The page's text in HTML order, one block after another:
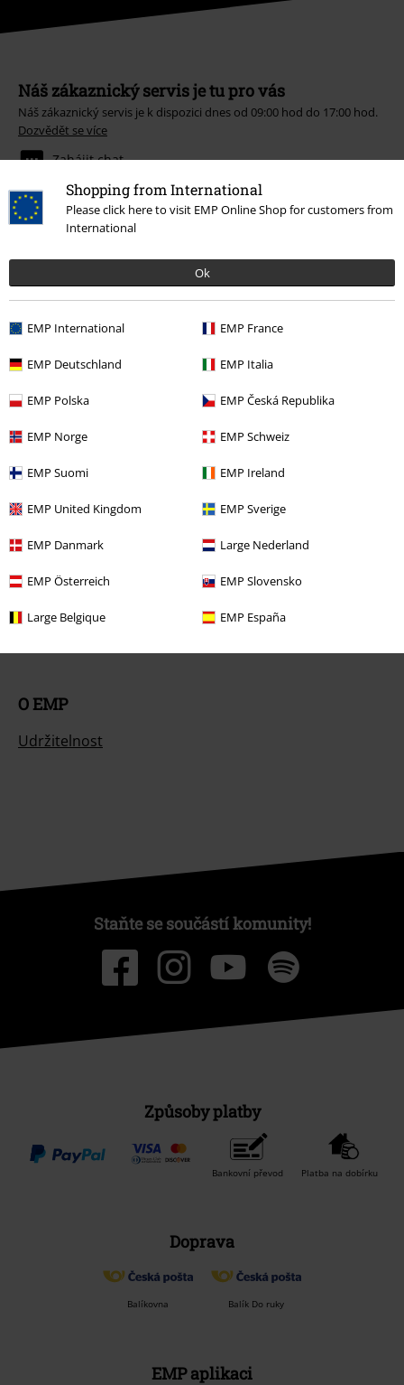
Shopping from International
Please click here to visit EMP Online Shop for customers from
International
Ok
EMP International EMP France
EMP Deutschland EMP Italia
EMP Polska EMP Česká Republika
EMP Norge EMP Schweiz
EMP Suomi EMP Ireland
EMP United Kingdom EMP Sverige
EMP Danmark Large Nederland
EMP Österreich EMP Slovensko
Large Belgique EMP España
Náš zákaznický servis je tu pro vás
Náš zákaznický servis je k dispozici dnes od 09:00 hod do 17:00 hod.
Dozvědět se více
Zahájit chat
Pomoc / FAQ
Podmínky vracení zboží
Vrácení zboží
Všeobecné informace o velikostech
Zrušit členství v BSC
Způsoby platby
Nabídky pro vás
Soutěž
Objednejte si dárkový poukaz
O EMP
Udržitelnost
Staňte se součástí komunity!
Způsoby platby
Bankovní převod Platba na dobírku
Doprava
Balíkovna Balík Do ruky
EMP aplikaci